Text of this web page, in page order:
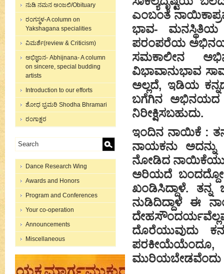
ನುಡಿ ನಮನ ಅಂಜಲಿ/Obituary
ರಂಗಸ್ಥಳ-A column on
Yakshagana specialities
ವಿಮರ್ಶೆ(review & Criticism)
ಅಭಿಜ್ಞಾನ- Abhijnana- A column
on sincere, special budding
artists
Introduction to our efforts
ಶೋಧ ಭ್ರಮರಿ Shodha Bhramari
ರಂಗಾಕ್ಷರ
Dance Research Wing
Awards and Honors
Program and Conferences
Your co-operation
Announcements
Miscellaneous
ಎಂಬಂತೆ
ಭಾವ- ಮನಸ್ಥಿತಿಯ
ಪರಂಪರೆಯ
ಸಮಕಾಲೀನ
ವಿಭಾವಾನುಭಾವ
ಅಲ್ಲದೆ, ಇಡಿಯ
ಬಗೆಗಿನ ಅಭಿನಯದ
ನಿರೀಕ್ಷಿಸಬಹುದು.
ಇಂದಿನ ನಾಯಿಕೆ :
ನಾಯಕನು
ನೋಡಿದ ನಾಯಿಕೆಯು;
ಅರಿಯದೆ ಬಂದದ್ದೋ
ಖಂಡಿಸಿದ್ದಾಳೆ.
ನುಡಿದಿದ್ದಾಳೆ ಈ
ದೊರೆಯುವುದು
ಪರಕೀಯೆಯೆಂದೂ,
ಮುರಿಯಬೇಡವೆಂದು